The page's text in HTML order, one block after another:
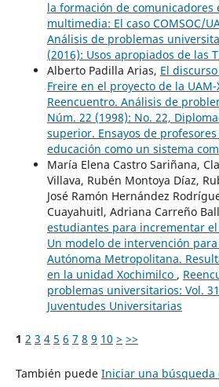
la formación de comunicadores
multimedia: El caso COMSOC/
Análisis de problemas
(2016): Usos apropiados de las
Alberto Padilla Arias, El
Freire en el proyecto de la
Reencuentro. Análisis de
Núm. 22 (1998): No. 22,
superior. Ensayos de
educación como un sistema
María Elena Castro Sariñana,
Villava, Rubén Montoya Díaz,
José Ramón Hernández
Cuayahuitl, Adriana Carreño
estudiantes para incrementar
Un modelo de intervención
Autónoma Metropolitana.
en la unidad Xochimilco ,
problemas universitarios: Vol.
Juventudes Universitarias
1 2 3 4 5 6 7 8 9 10 > >>
También puede Iniciar una búsqueda